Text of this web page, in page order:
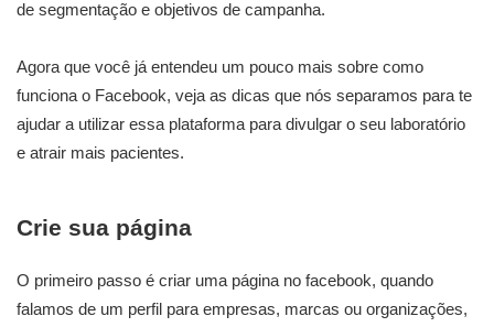
de segmentação e objetivos de campanha.
Agora que você já entendeu um pouco mais sobre como
funciona o Facebook, veja as dicas que nós separamos para te
ajudar a utilizar essa plataforma para divulgar o seu laboratório
e atrair mais pacientes.
Crie sua página
O primeiro passo é criar uma página no facebook, quando
falamos de um perfil para empresas, marcas ou organizações,